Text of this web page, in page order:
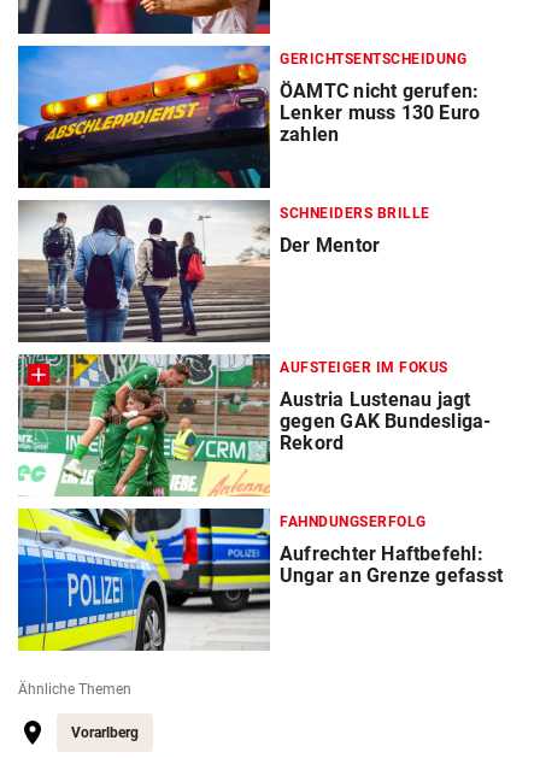
GERICHTSENTSCHEIDUNG
ÖAMTC nicht gerufen:
Lenker muss 130 Euro
zahlen
SCHNEIDERS BRILLE
Der Mentor
AUFSTEIGER IM FOKUS
Austria Lustenau jagt
gegen GAK Bundesliga-
Rekord
FAHNDUNGSERFOLG
Aufrechter Haftbefehl:
Ungar an Grenze gefasst
Ähnliche Themen
Vorarlberg